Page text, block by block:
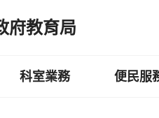
府教育局
科室業務 便民服